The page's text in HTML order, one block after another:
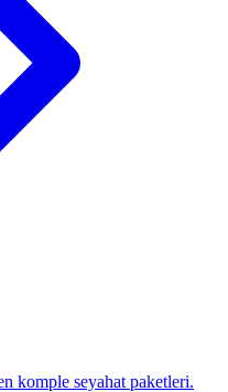
komple seyahat paketleri.